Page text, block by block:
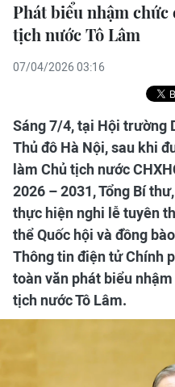
Phát biểu nhậm chức
tịch nước Tô Lâm
07/04/2026 03:16
Sáng 7/4, tại Hội trường
Thủ đô Hà Nội, sau khi
làm Chủ tịch nước
2026 – 2031, Tổng Bí
thực hiện nghi lễ tuyên
thể Quốc hội và đồng
Thông tin điện tử Chính
toàn văn phát biểu
tịch nước Tô Lâm.